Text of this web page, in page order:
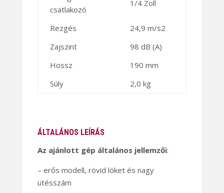
csatlakozó
1/4 Zoll
Rezgés
24,9 m/s2
Zajszint
98 dB (A)
Hossz
190 mm
Súly
2,0 kg
ÁLTALÁNOS LEÍRÁS
Az ajánlott gép általános jellemzői:
– erős modell, rövid löket és nagy
ütésszám